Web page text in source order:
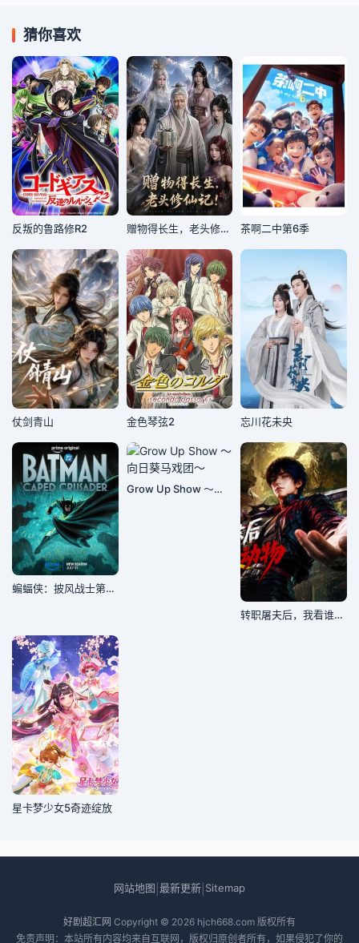
猜你喜欢
反叛的鲁路修R2 赠物得长生，老头修仙记！ 茶啊二中第6季
仗剑青山 金色琴弦2 忘川花未央
蝙蝠侠：披风战士第二季
Grow Up Show ～向日葵马戏团～
转职屠夫后，我看谁都是动物
星卡梦少女5奇迹绽放
网站地图 最新更新 Sitemap
好剧超汇网 Copyright © 2026 hjch668.com 版权所有
免责声明：本站所有内容均来自互联网，版权归原创者所有，如果侵犯了你的